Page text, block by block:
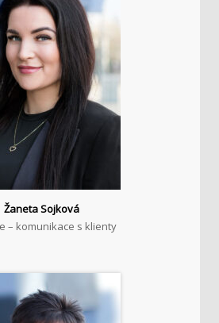
Žaneta Sojková
– komunikace s klienty